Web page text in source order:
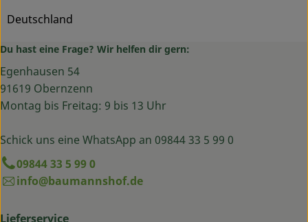
Deutschland
Du hast eine Frage? Wir helfen dir gern:
Egenhausen 54
91619 Obernzenn
Montag bis Freitag: 9 bis 13 Uhr
Schick uns eine WhatsApp an 09844 33 5 99 0
09844 33 5 99 0
info@baumannshof.de
Lieferservice